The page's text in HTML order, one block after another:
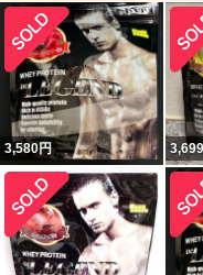
3,580円 3,699